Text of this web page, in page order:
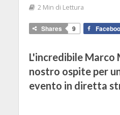
2 Min di Lettura
Shares 9
L'incredibile Marco
nostro ospite per
evento in diretta